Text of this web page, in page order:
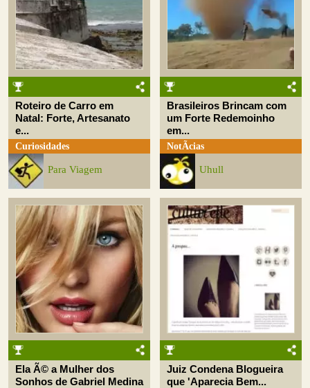
Roteiro de Carro em
Natal: Forte, Artesanato
e...
Curiosidades
Para Viagem
Brasileiros Brincam com
um Forte Redemoinho
em...
NotÃ­cias
Uhull
Ela Ã© a Mulher dos
Sonhos de Gabriel Medina
Juiz Condena Blogueira
que 'Aparecia Bem...